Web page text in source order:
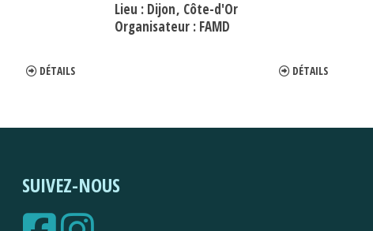
DÉTAILS
Lieu : Dijon Côte-d'Or
Organisateur : FAMD
DÉTAILS
SUIVEZ-NOUS